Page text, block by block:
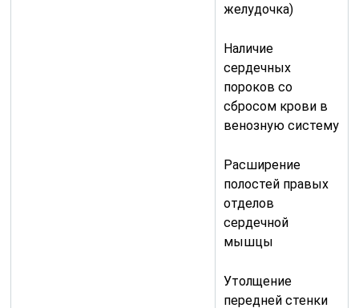
желудочка)
Наличие
сердечных
пороков со
сбросом крови в
венозную систему
Расширение
полостей правых
отделов
сердечной
мышцы
Утолщение
передней стенки